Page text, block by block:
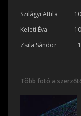
Szilágyi Attila
Keleti Éva
Zsila Sándor
Több fotó a